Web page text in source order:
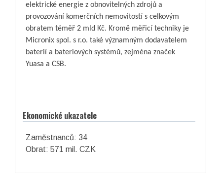
elektrické energie z obnovitelných zdrojů a
provozování komerčních nemovitostí s celkovým
obratem téměř 2 mld Kč. Kromě měřicí techniky je
Micronix spol. s r.o. také významným dodavatelem
baterií a bateriových systémů, zejména značek
Yuasa a CSB.
Ekonomické ukazatele
Zaměstnanců: 34
Obrat: 571 mil. CZK